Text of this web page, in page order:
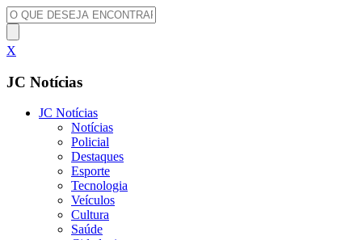
X
JC Notícias
JC Notícias
Notícias
Policial
Destaques
Esporte
Tecnologia
Veículos
Cultura
Saúde